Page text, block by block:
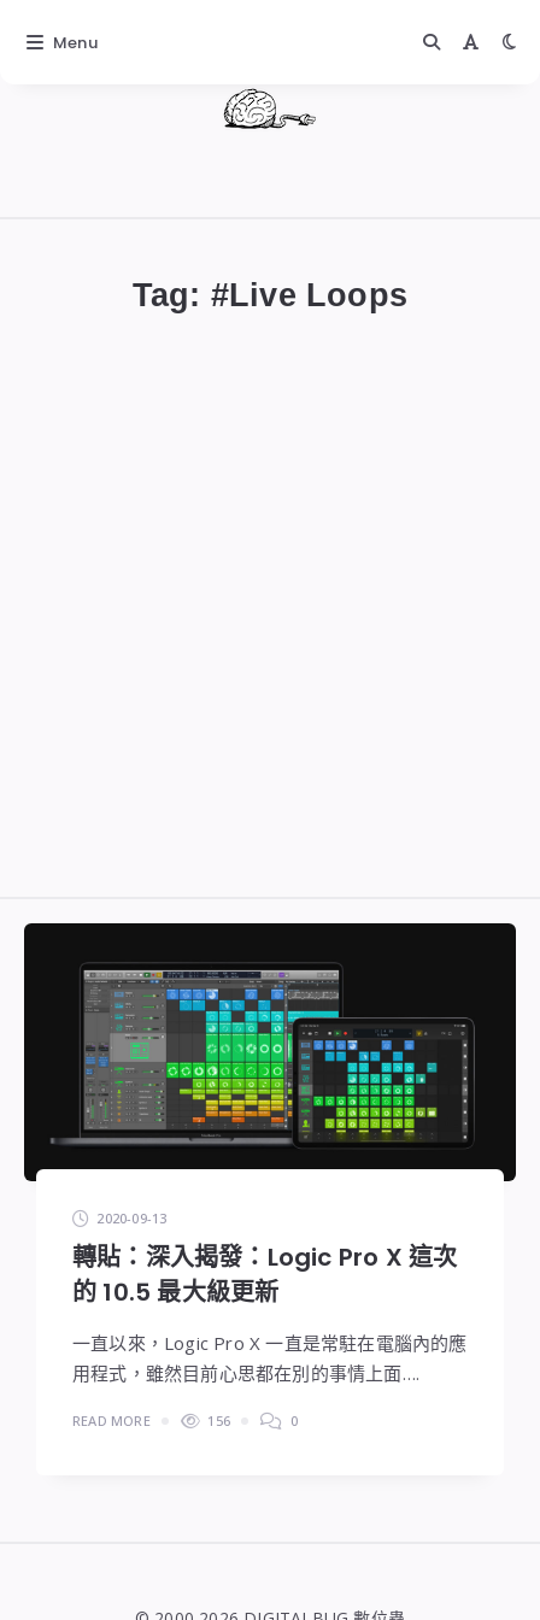
Tag: #Live Loops
2020-09-13
轉貼：深入揭發：Logic Pro X 這次
的 10.5 最大級更新
一直以來，Logic Pro X 一直是常駐在電腦內的應
用程式，雖然目前心思都在別的事情上面….
READ MORE 156 0
Menu